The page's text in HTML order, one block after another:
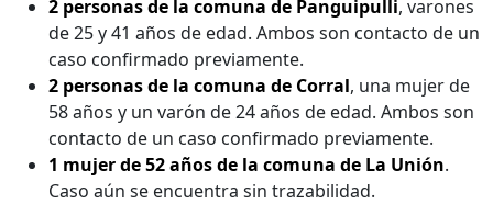
2 personas de la comuna de Panguipulli, varones
de 25 y 41 años de edad. Ambos son contacto de un
caso confirmado previamente.
2 personas de la comuna de Corral, una mujer de
58 años y un varón de 24 años de edad. Ambos son
contacto de un caso confirmado previamente.
1 mujer de 52 años de la comuna de La Unión.
Caso aún se encuentra sin trazabilidad.